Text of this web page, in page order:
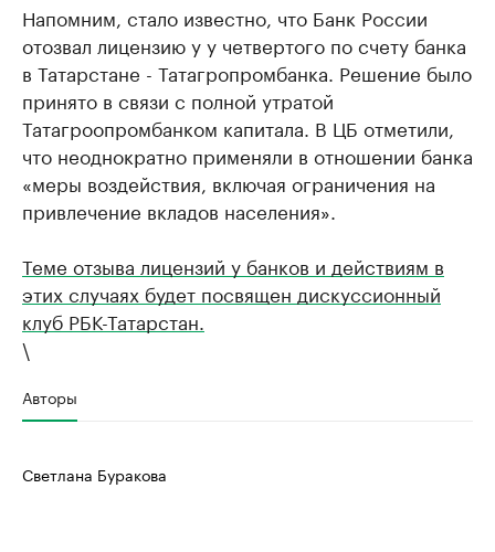
Напомним, стало известно, что Банк России
отозвал лицензию у у четвертого по счету банка
в Татарстане - Татагропромбанка. Решение было
принято в связи с полной утратой
Татагроопромбанком капитала. В ЦБ отметили,
что неоднократно применяли в отношении банка
«меры воздействия, включая ограничения на
привлечение вкладов населения».
Теме отзыва лицензий у банков и действиям в
этих случаях будет посвящен дискуссионный
клуб РБК-Татарстан.
\
Авторы
Светлана Буракова